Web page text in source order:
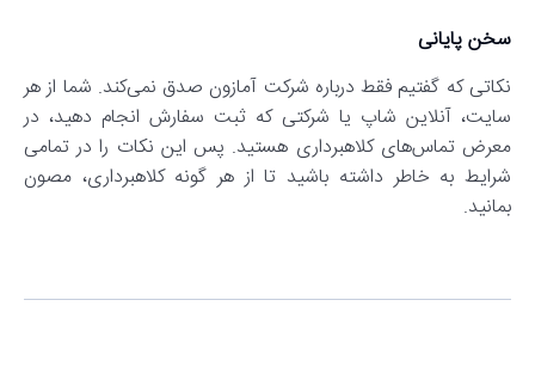
سخن پایانی
نکاتی که گفتیم فقط درباره شرکت آمازون صدق نمی‌کند. شما از هر
سایت، آنلاین شاپ یا شرکتی که ثبت سفارش انجام دهید، در
معرض تماس‌های کلاهبرداری هستید. پس این نکات را در تمامی
شرایط به خاطر داشته باشید تا از هر گونه کلاهبرداری، مصون
بمانید.